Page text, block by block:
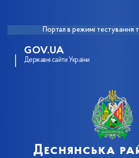
Портал в режимі тестування
GOV.UA
Державні сайти України
Деснянська